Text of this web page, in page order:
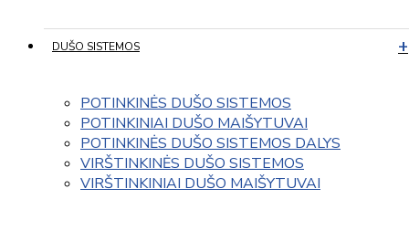
DUŠO SISTEMOS
POTINKINĖS DUŠO SISTEMOS
POTINKINIAI DUŠO MAIŠYTUVAI
POTINKINĖS DUŠO SISTEMOS DALYS
VIRŠTINKINĖS DUŠO SISTEMOS
VIRŠTINKINIAI DUŠO MAIŠYTUVAI